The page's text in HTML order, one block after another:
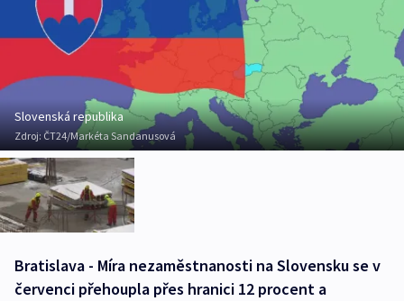
Slovenská republika
Zdroj: ČT24/Markéta Sandanusová
Bratislava - Míra nezaměstnanosti na Slovensku se v
červenci přehoupla přes hranici 12 procent a